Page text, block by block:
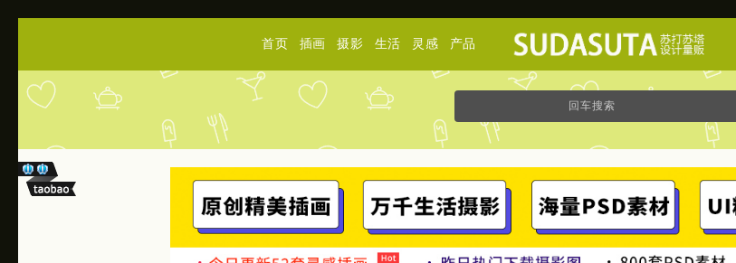
首页 插画 摄影 生活 灵感 产品